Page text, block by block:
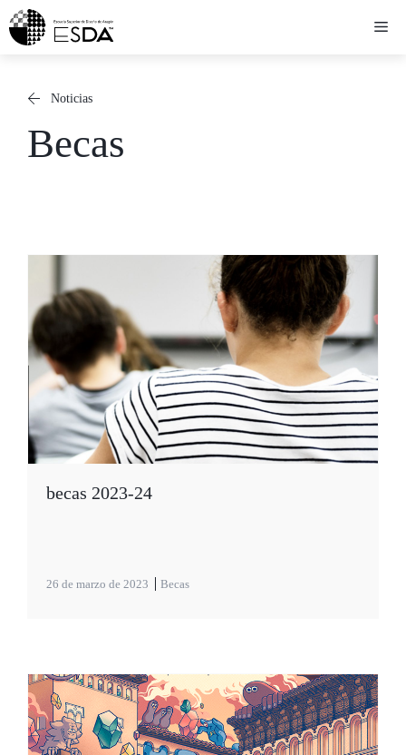
Saltar
Noticias
Becas
becas 2023-24
26 de marzo de 2023 Becas